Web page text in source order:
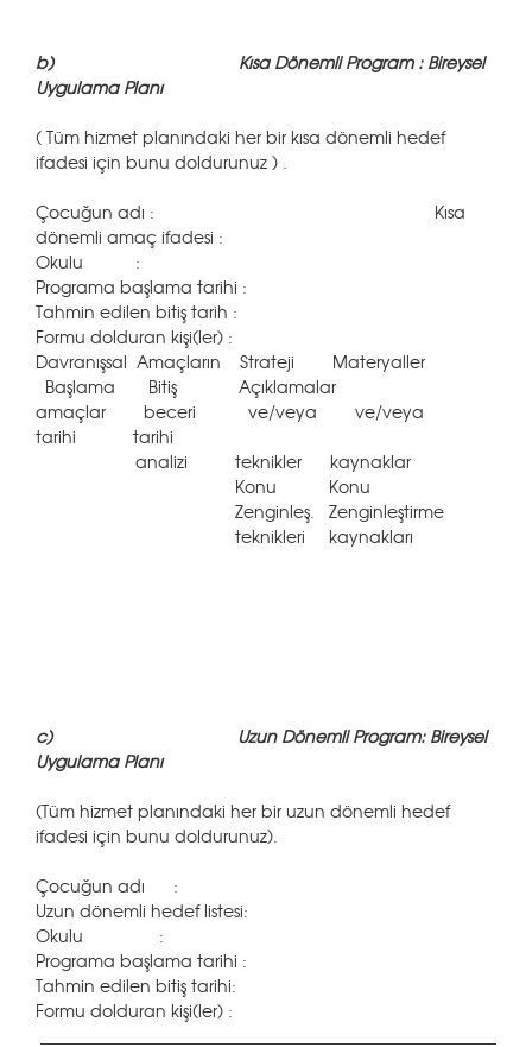
b) Kısa Dönemli Program : Bireysel
Uygulama Planı
( Tüm hizmet planındaki her bir kısa dönemli hedef
ifadesi için bunu doldurunuz ) .
Çocuğun adı : Kısa
dönemli amaç ifadesi :
Okulu :
Programa başlama tarihi :
Tahmin edilen bitiş tarih :
Formu dolduran kişi(ler) :
Davranışsal Amaçların Strateji Materyaller
Başlama Bitiş Açıklamalar
amaçlar beceri ve/veya ve/veya
tarihi tarihi
analizi teknikler kaynaklar
Konu Konu
Zenginleş. Zenginleştirme
teknikleri kaynakları
c) Uzun Dönemli Program: Bireysel
Uygulama Planı
(Tüm hizmet planındaki her bir uzun dönemli hedef
ifadesi için bunu doldurunuz).
Çocuğun adı :
Uzun dönemli hedef listesi:
Okulu :
Programa başlama tarihi :
Tahmin edilen bitiş tarihi:
Formu dolduran kişi(ler) :